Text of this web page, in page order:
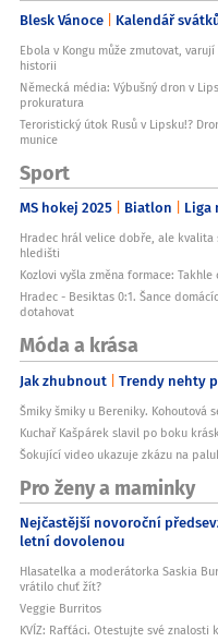
Blesk Vánoce Kalendář
Ebola v Kongu může zmutovat,
historii
Německá média: Výbušný dron v
prokuratura
Teroristický útok Rusů v Lipsku!?
munice
Sport
MS hokej 2025 Biatlon Liga
Hradec hrál velice dobře, ale
hledišti
Kozlovi vyšla změna formace:
Hradec - Besiktas 0:1. Šance
dotahovat
Móda a krása
Jak zhubnout Trendy nehty
Šmiky šmiky u Bereniky. Kohoutová
Kuchař Kašpárek slavil po boku
Šokující video ukazuje zkázu na
Pro ženy a maminky
Nejčastější novoroční
letní dovolenou
Hlasatelka a moderátorka Saskia
vrátilo chuť žít?
Veggie Burritos
KVÍZ: Rafťáci. Otestujte své